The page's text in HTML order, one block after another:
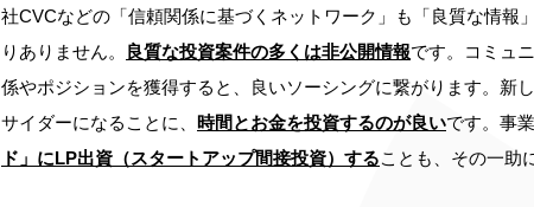
社CVCなどの「信頼関係に基づくネットワーク」も「良質な情報
りありません。
良質な投資案件の多くは非公開情報です。コミュ
係やポジションを獲得すると、良いソーシングに繋がります。新
サイダーになることに、 時間とお金を投資するのが良いです。事
ド」にLP出資（スタートアップ間接投資）することも、その一助